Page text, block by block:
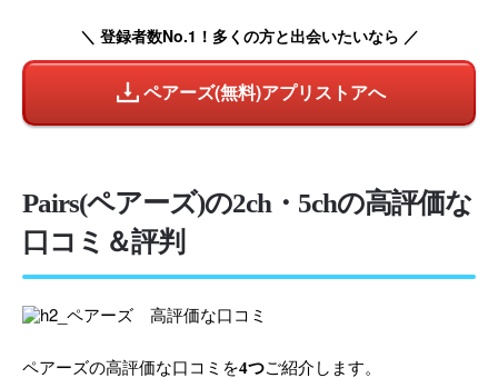
＼ 登録者数No.1！多くの方と出会いたいなら ／
ペアーズ(無料)アプリストアへ
Pairs(ペアーズ)の2ch・5chの高評価な
口コミ＆評判
ペアーズの高評価な口コミを4つご紹介します。